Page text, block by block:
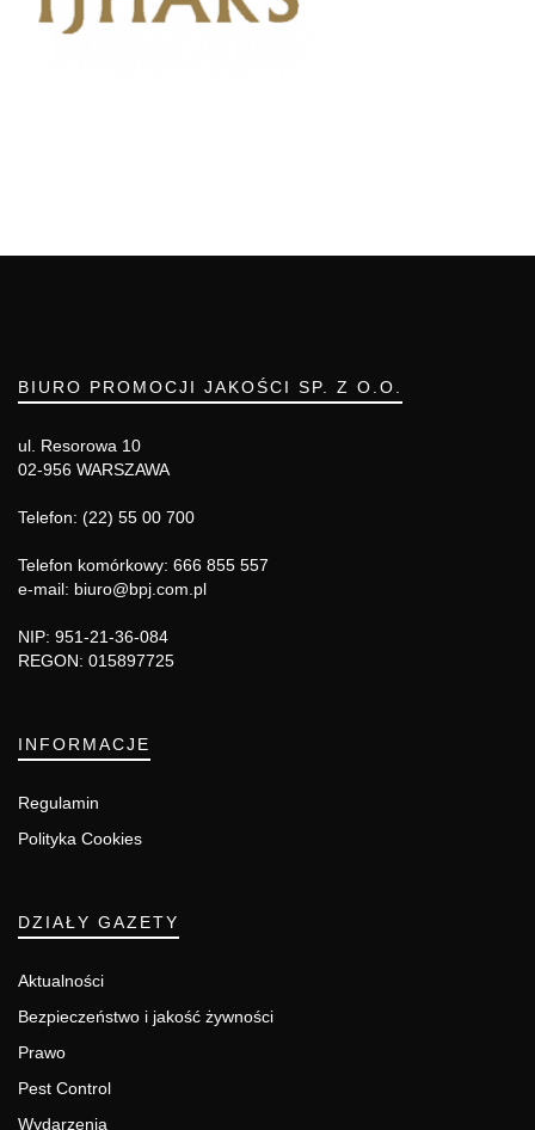
BIURO PROMOCJI JAKOŚCI SP. Z O.O.
ul. Resorowa 10
02-956 WARSZAWA
Telefon: (22) 55 00 700
Telefon komórkowy: 666 855 557
e-mail: biuro@bpj.com.pl
NIP: 951-21-36-084
REGON: 015897725
INFORMACJE
Regulamin
Polityka Cookies
DZIAŁY GAZETY
Aktualności
Bezpieczeństwo i jakość żywności
Prawo
Pest Control
Wydarzenia